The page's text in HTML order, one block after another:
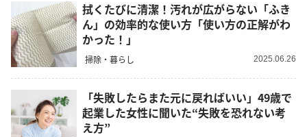
拭くたびに清潔！汚れが広がらない「ふき
ん」の効率的な使い方「使い方の正解がわ
かった！」
掃除・暮らし 2025.06.26
「失敗したらまた元に戻ればいい」49歳で
起業した女性に聞いた“失敗を恐れない考
え方”